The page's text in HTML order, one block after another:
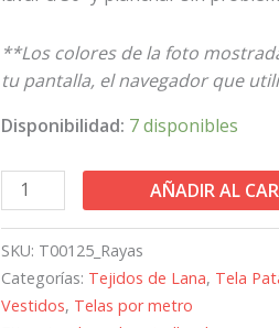
**Los colores de la foto
tu pantalla, el navegador que
Disponibilidad: 7 disponibles
AÑADIR AL
SKU: T00125_Rayas
Categorías: Tejidos de Lana, Tela
Vestidos, Telas por metro